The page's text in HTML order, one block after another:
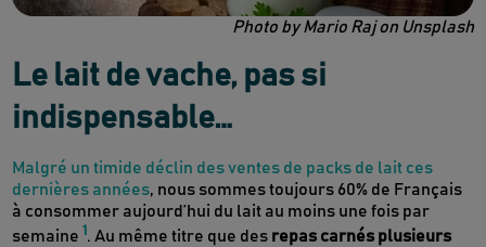
Photo by Mario Raj on Unsplash
Le lait de vache, pas si
indispensable…
Malgré un timide déclin des ventes de packs de lait ces
dernières années, nous sommes toujours 60% de Français
à consommer aujourd’hui du lait au moins une fois par
semaine 1 . Au même titre que des repas carnés plusieurs